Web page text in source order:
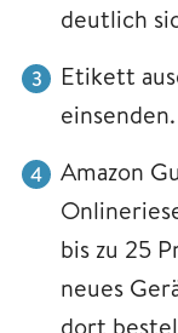
deutlich
Etikett
einsenden.
Amazon
bis zu 25
neues
dort